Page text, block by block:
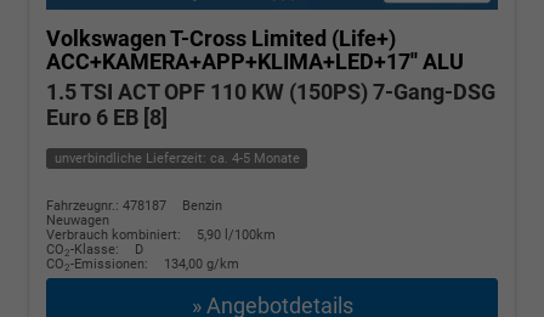
Volkswagen T-Cross Limited (Life+)
ACC+KAMERA+APP+KLIMA+LED+17'' ALU
1.5 TSI ACT OPF 110 KW (150PS) 7-Gang-DSG
Euro 6 EB [8]
unverbindliche Lieferzeit: ca. 4-5 Monate
Fahrzeugnr.: 478187
Benzin
Neuwagen
Verbrauch kombiniert:
5,90 l/100km
CO2-Klasse:
D
CO2-Emissionen: 134,00 g/km
» Angebotdetails